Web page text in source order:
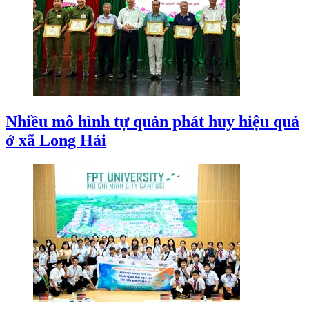
Nhiều mô hình tự quản phát huy hiệu quả
ở xã Long Hải